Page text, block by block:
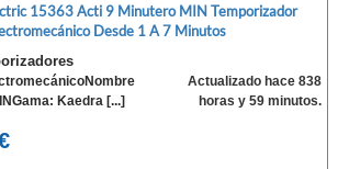
15363 Acti 9 Minutero MIN Temporizador
Desde 1 A 7 Minutos
Kaedra [...]
Actualizado hace 838
horas y 59 minutos.